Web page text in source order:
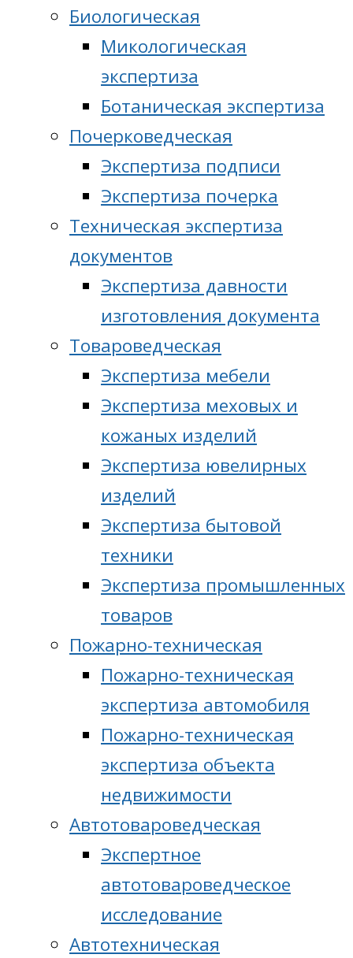
Биологическая
Микологическая
экспертиза
Ботаническая экспертиза
Почерковедческая
Экспертиза подписи
Экспертиза почерка
Техническая экспертиза
документов
Экспертиза давности
изготовления документа
Товароведческая
Экспертиза мебели
Экспертиза меховых и
кожаных изделий
Экспертиза ювелирных
изделий
Экспертиза бытовой
техники
Экспертиза промышленных
товаров
Пожарно-техническая
Пожарно-техническая
экспертиза автомобиля
Пожарно-техническая
экспертиза объекта
недвижимости
Автотовароведческая
Экспертное
автотовароведческое
исследование
Автотехническая